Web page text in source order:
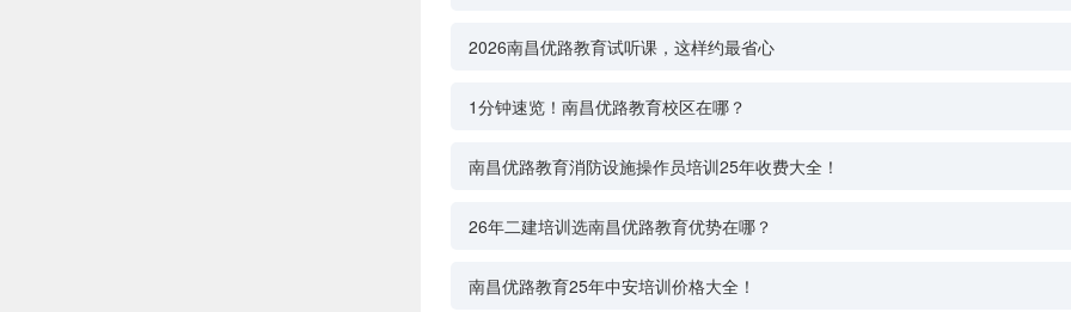
2026南昌优路教育试听课，这样约最省心
1分钟速览！南昌优路教育校区在哪？
南昌优路教育消防设施操作员培训25年收费大全！
26年二建培训选南昌优路教育优势在哪？
南昌优路教育25年中安培训价格大全！